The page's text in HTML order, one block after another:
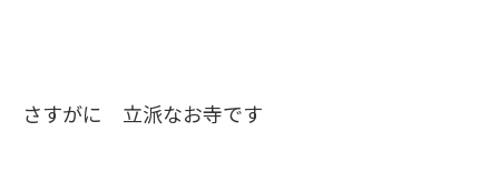
さすがに 立派なお寺です